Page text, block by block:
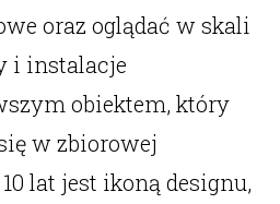
oraz oglądać w skali
i instalacje
obiektem, który
w zbiorowej
lat jest ikoną designu,